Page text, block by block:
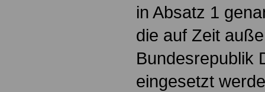
in Absatz 1
die auf Zeit
Bundesrepublik
eingesetzt